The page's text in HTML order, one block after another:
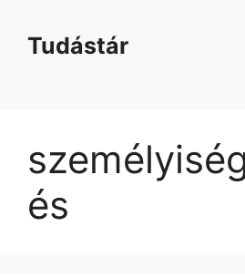
tartalomba
Tudástár
és